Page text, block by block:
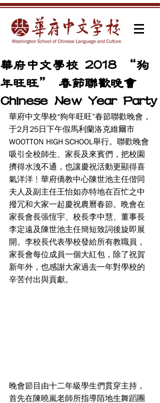
華府中文學校 2018 “狗
年旺旺” 春節聯歡晚會
Chinese New Year Party
華府中文學校“狗年旺旺”春節聯歡晚會，
于2月25日下午假馬利蘭洛克維爾市
WOOTTON HIGH SCHOOL舉行。聯歡晚會
吸引全校師生、家長及來賓們，把校園
擠得水洩不通，也讓慶祝活動更顯得喜
氣洋洋﹗華府僑教中心陳世池主任偕同
夫人及副主任王怡如亦特地在百忙之中
撥冗和大家一起慶祝農曆春節。晩會在
家長會長張恆宇、校長李中慧、董事長
李定遠及陳世池主任簡短致詞後旋即展
開。李校長代表學校發給所有教職員，
家長會每位成員一個大紅包，除了祝賀
新年外，也感謝大家過去一年對學校的
辛苦付出與貢獻。
晚會節目由十二年級學生們貫穿主持，
首先在陳曉嵐老師所指導陌地生舞蹈團